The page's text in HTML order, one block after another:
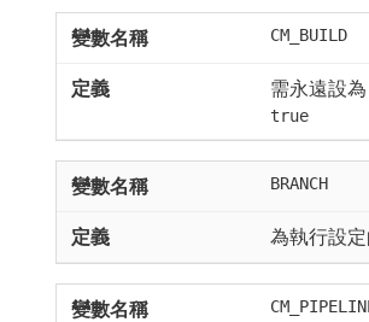
CM_BUILD
需永遠設為
true
BRANCH
為執行設